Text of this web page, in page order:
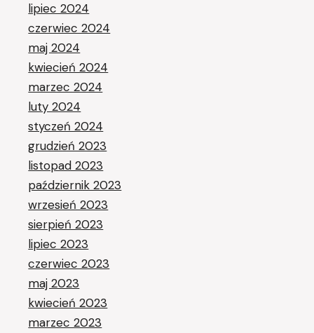
lipiec 2024
czerwiec 2024
maj 2024
kwiecień 2024
marzec 2024
luty 2024
styczeń 2024
grudzień 2023
listopad 2023
październik 2023
wrzesień 2023
sierpień 2023
lipiec 2023
czerwiec 2023
maj 2023
kwiecień 2023
marzec 2023